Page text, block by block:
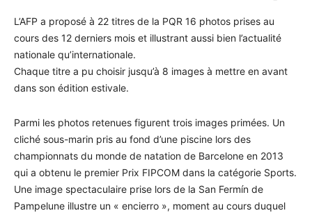
L’AFP a proposé à 22 titres de la PQR 16 photos prises au
cours des 12 derniers mois et illustrant aussi bien l’actualité
nationale qu’internationale.
Chaque titre a pu choisir jusqu’à 8 images à mettre en avant
dans son édition estivale.
Parmi les photos retenues figurent trois images primées. Un
cliché sous-marin pris au fond d’une piscine lors des
championnats du monde de natation de Barcelone en 2013
qui a obtenu le premier Prix FIPCOM dans la catégorie Sports.
Une image spectaculaire prise lors de la San Fermín de
Pampelune illustre un « encierro », moment au cours duquel